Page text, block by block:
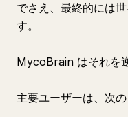
でさえ、最終的には
す。
MycoBrain はそれを
主要ユーザーは、次